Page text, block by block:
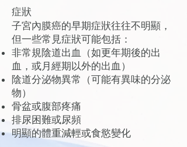
症狀
子宮內膜癌的早期症狀往往不明顯，
但一些常見症狀可能包括：
非常規陰道出血（如更年期後的出
血，或月經期以外的出血）
陰道分泌物異常（可能有異味的分泌
物）
骨盆或腹部疼痛
排尿困難或尿頻
明顯的體重減輕或食慾變化